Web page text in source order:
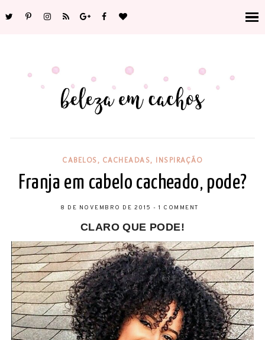
CABELOS, CACHEADAS, INSPIRAÇÃO
Franja em cabelo cacheado, pode?
8 DE NOVEMBRO DE 2015-1 COMMENT
CLARO QUE PODE!